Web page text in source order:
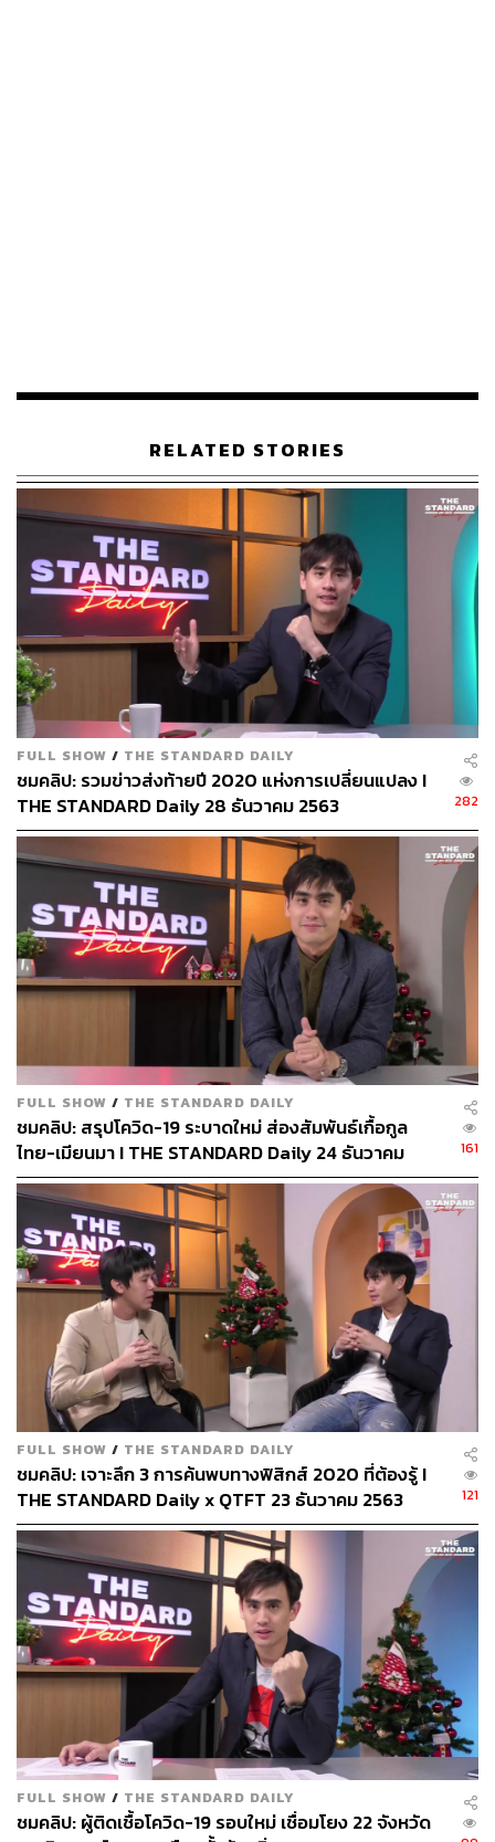
RELATED STORIES
FULL SHOW / THE STANDARD DAILY
ชมคลิป: รวมข่าวส่งท้ายปี 2020 แห่งการเปลี่ยนแปลง I
THE STANDARD Daily 28 ธันวาคม 2563
282
FULL SHOW / THE STANDARD DAILY
ชมคลิป: สรุปโควิด-19 ระบาดใหม่ ส่องสัมพันธ์เกื้อกูล
ไทย-เมียนมา I THE STANDARD Daily 24 ธันวาคม
2563
161
FULL SHOW / THE STANDARD DAILY
ชมคลิป: เจาะลึก 3 การค้นพบทางฟิสิกส์ 2020 ที่ต้องรู้ I
THE STANDARD Daily x QTFT 23 ธันวาคม 2563
121
FULL SHOW / THE STANDARD DAILY
ชมคลิป: ผู้ติดเชื้อโควิด-19 รอบใหม่ เชื่อมโยง 22 จังหวัด